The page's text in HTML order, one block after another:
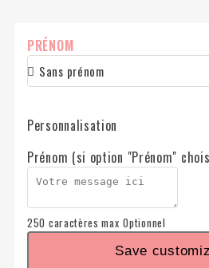
PRÉNOM
Personnalisation
Prénom (si option "Prénom"
250 caractères max Optionnel
Save